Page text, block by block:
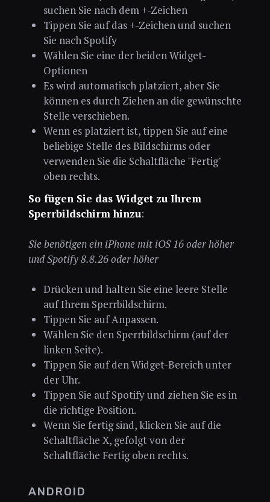
suchen Sie nach dem +-Zeichen
Tippen Sie auf das +-Zeichen und suchen
Sie nach Spotify
Wählen Sie eine der beiden Widget-
Optionen
Es wird automatisch platziert, aber Sie
können es durch Ziehen an die gewünschte
Stelle verschieben.
Wenn es platziert ist, tippen Sie auf eine
beliebige Stelle des Bildschirms oder
verwenden Sie die Schaltfläche "Fertig"
oben rechts.
So fügen Sie das Widget zu Ihrem
Sperrbildschirm hinzu:
Sie benötigen ein iPhone mit iOS 16 oder höher
und Spotify 8.8.26 oder höher
Drücken und halten Sie eine leere Stelle
auf Ihrem Sperrbildschirm.
Tippen Sie auf Anpassen.
Wählen Sie den Sperrbildschirm (auf der
linken Seite).
Tippen Sie auf den Widget-Bereich unter
der Uhr.
Tippen Sie auf Spotify und ziehen Sie es in
die richtige Position.
Wenn Sie fertig sind, klicken Sie auf die
Schaltfläche X, gefolgt von der
Schaltfläche Fertig oben rechts.
ANDROID